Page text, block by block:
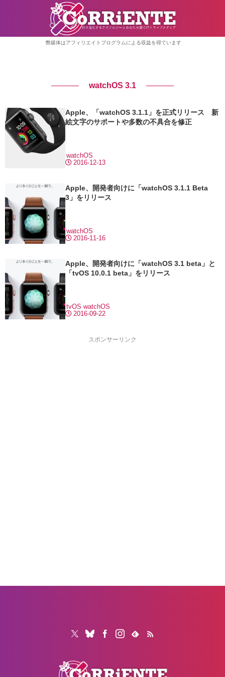
弊媒体はアフィリエイトプログラムによる収益を得ています
watchOS 3.1
Apple、「watchOS 3.1.1」を正式リリース 新
絵文字のサポートや多数の不具合を修正
2016-12-13
watchOS
Apple、開発者向けに「watchOS 3.1.1 Beta
3」をリリース
2016-11-16
watchOS
Apple、開発者向けに「watchOS 3.1 beta」と
「tvOS 10.0.1 beta」をリリース
2016-09-22
tvOS watchOS
スポンサーリンク